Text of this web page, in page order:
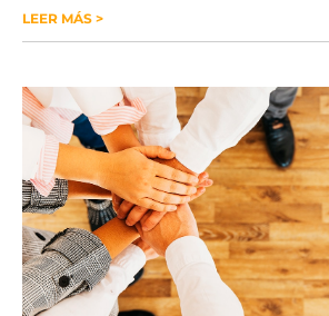
LEER MÁS >